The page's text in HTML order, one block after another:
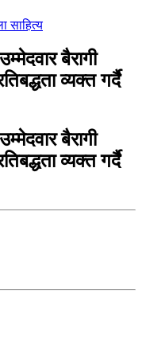
साहित्य
बैरागी
व्यक्त गर्दै
बैरागी
व्यक्त गर्दै